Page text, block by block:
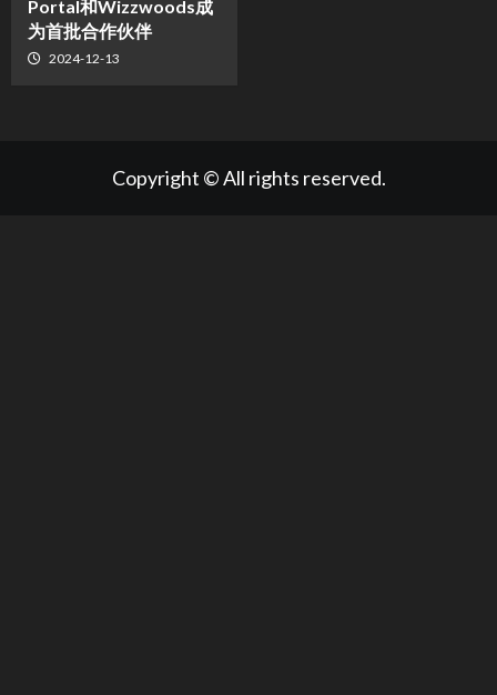
Portal和Wizzwoods成
为首批合作伙伴
2024-12-13
Copyright © All rights reserved.